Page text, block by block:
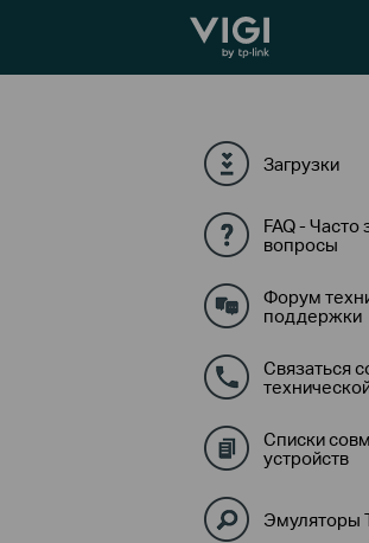
TP-Link, Reliably Smart
Загрузки
FAQ -
вопросы
Форум
поддержки
Связаться
Списки
устройств
Эмуляторы